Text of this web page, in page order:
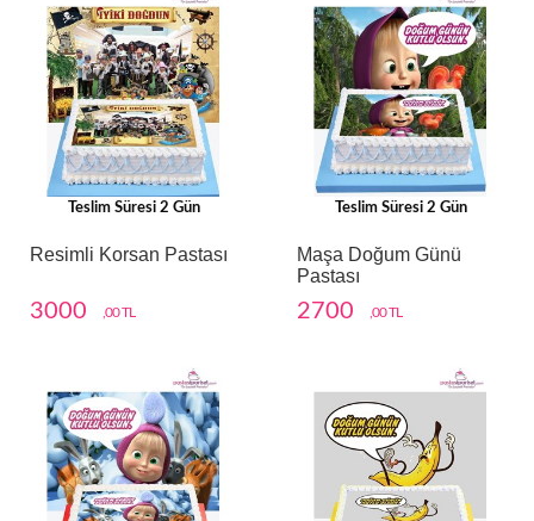
Teslim Süresi 2 Gün
Resimli Korsan Pastası
3000 ,00 TL
Teslim Süresi 2 Gün
Maşa Doğum Günü
Pastası
2700 ,00 TL